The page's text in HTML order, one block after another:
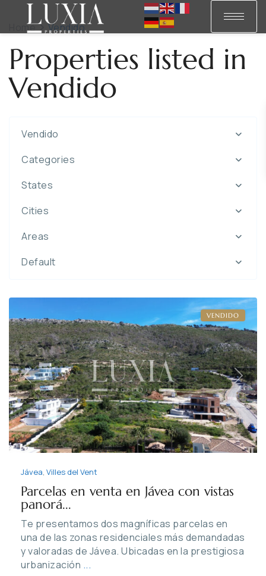
Home Vendido
Properties listed in
Vendido
Vendido
Categories
States
Cities
Areas
Default
Villes
del
Previous Next
VENDIDO
Jávea, Villes del Vent
Parcelas en venta en Jávea con vistas
panorá...
Te presentamos dos magníficas parcelas en
una de las zonas residenciales más demandadas
y valoradas de Jávea. Ubicadas en la prestigiosa
urbanización ...